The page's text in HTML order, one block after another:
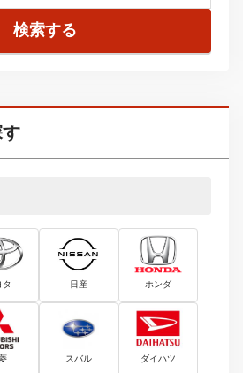
検索する
タ 日産 ホンダ
スバル ダイハツ